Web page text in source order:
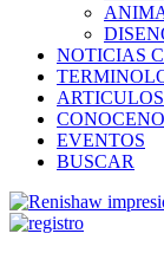
NOTICIAS
ARTICULOS
EVENTOS
BUSCAR